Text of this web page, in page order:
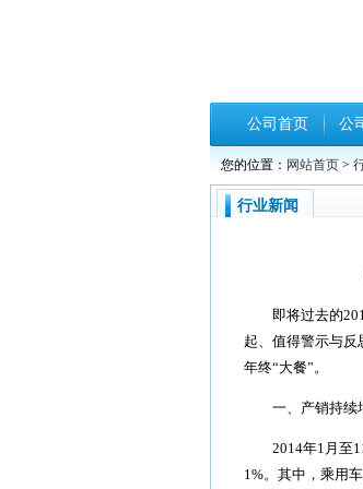
公司首页 公
您的位置： 网站首页 >
行业新闻
即将过去的2014
起、值得警示与
年终“大餐”。
一、产销持续
2014年1月至11
1%。其中，乘用